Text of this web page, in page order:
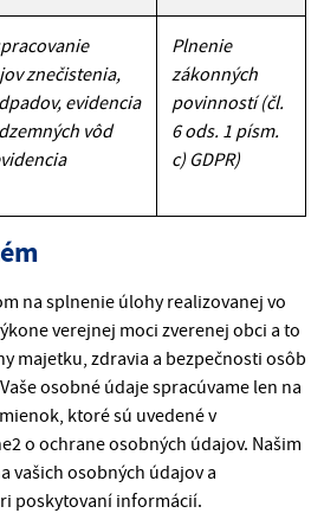
znečistenia,
evidencia
vôd
Plnenie
zákonných
povinností (čl.
6 ods. 1 písm.
c) GDPR)
na splnenie úlohy realizovanej vo
verejnej moci zverenej obci a to
majetku, zdravia a bezpečnosti osôb
osobné údaje spracúvame len na
ktoré sú uvedené v
o ochrane osobných údajov. Našim
vašich osobných údajov a
poskytovaní informácií.